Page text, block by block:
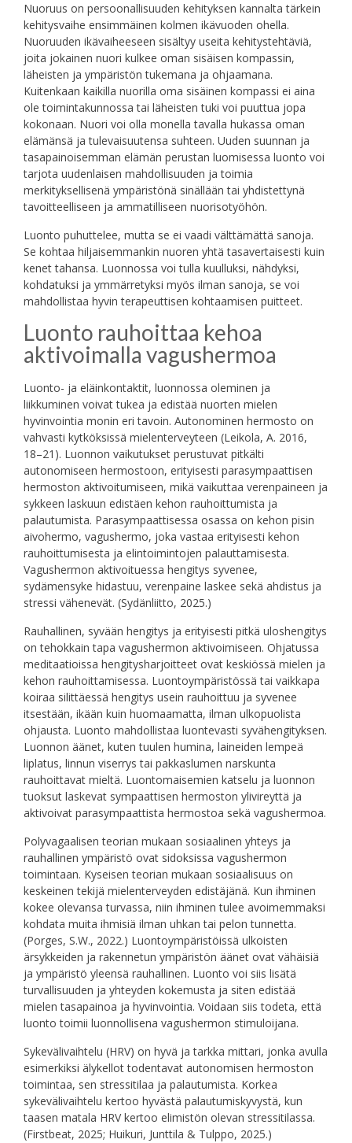
Nuoruus on persoonallisuuden kehityksen kannalta tärkein
kehitysvaihe ensimmäinen kolmen ikävuoden ohella.
Nuoruuden ikävaiheeseen sisältyy useita kehitystehtäviä,
joita jokainen nuori kulkee oman sisäisen kompassin,
läheisten ja ympäristön tukemana ja ohjaamana.
Kuitenkaan kaikilla nuorilla oma sisäinen kompassi ei aina
ole toimintakunnossa tai läheisten tuki voi puuttua jopa
kokonaan. Nuori voi olla monella tavalla hukassa oman
elämänsä ja tulevaisuutensa suhteen. Uuden suunnan ja
tasapainoisemman elämän perustan luomisessa luonto voi
tarjota uudenlaisen mahdollisuuden ja toimia
merkityksellisenä ympäristönä sinällään tai yhdistettynä
tavoitteelliseen ja ammatilliseen nuorisotyöhön.
Luonto puhuttelee, mutta se ei vaadi välttämättä sanoja.
Se kohtaa hiljaisemmankin nuoren yhtä tasavertaisesti kuin
kenet tahansa. Luonnossa voi tulla kuulluksi, nähdyksi,
kohdatuksi ja ymmärretyksi myös ilman sanoja, se voi
mahdollistaa hyvin terapeuttisen kohtaamisen puitteet.
Luonto rauhoittaa kehoa
aktivoimalla vagushermoa
Luonto- ja eläinkontaktit, luonnossa oleminen ja
liikkuminen voivat tukea ja edistää nuorten mielen
hyvinvointia monin eri tavoin. Autonominen hermosto on
vahvasti kytköksissä mielenterveyteen (Leikola, A. 2016,
18–21). Luonnon vaikutukset perustuvat pitkälti
autonomiseen hermostoon, erityisesti parasympaattisen
hermoston aktivoitumiseen, mikä vaikuttaa verenpaineen ja
sykkeen laskuun edistäen kehon rauhoittumista ja
palautumista. Parasympaattisessa osassa on kehon pisin
aivohermo, vagushermo, joka vastaa erityisesti kehon
rauhoittumisesta ja elintoimintojen palauttamisesta.
Vagushermon aktivoituessa hengitys syvenee,
sydämensyke hidastuu, verenpaine laskee sekä ahdistus ja
stressi vähenevät. (Sydänliitto, 2025.)
Rauhallinen, syvään hengitys ja erityisesti pitkä uloshengitys
on tehokkain tapa vagushermon aktivoimiseen. Ohjatussa
meditaatioissa hengitysharjoitteet ovat keskiössä mielen ja
kehon rauhoittamisessa. Luontoympäristössä tai vaikkapa
koiraa silittäessä hengitys usein rauhoittuu ja syvenee
itsestään, ikään kuin huomaamatta, ilman ulkopuolista
ohjausta. Luonto mahdollistaa luontevasti syvähengityksen.
Luonnon äänet, kuten tuulen humina, laineiden lempeä
liplatus, linnun viserrys tai pakkaslumen narskunta
rauhoittavat mieltä. Luontomaisemien katselu ja luonnon
tuoksut laskevat sympaattisen hermoston ylivireyttä ja
aktivoivat parasympaattista hermostoa sekä vagushermoa.
Polyvagaalisen teorian mukaan sosiaalinen yhteys ja
rauhallinen ympäristö ovat sidoksissa vagushermon
toimintaan. Kyseisen teorian mukaan sosiaalisuus on
keskeinen tekijä mielenterveyden edistäjänä. Kun ihminen
kokee olevansa turvassa, niin ihminen tulee avoimemmaksi
kohdata muita ihmisiä ilman uhkan tai pelon tunnetta.
(Porges, S.W., 2022.) Luontoympäristöissä ulkoisten
ärsykkeiden ja rakennetun ympäristön äänet ovat vähäisiä
ja ympäristö yleensä rauhallinen. Luonto voi siis lisätä
turvallisuuden ja yhteyden kokemusta ja siten edistää
mielen tasapainoa ja hyvinvointia. Voidaan siis todeta, että
luonto toimii luonnollisena vagushermon stimuloijana.
Sykevälivaihtelu (HRV) on hyvä ja tarkka mittari, jonka avulla
esimerkiksi älykellot todentavat autonomisen hermoston
toimintaa, sen stressitilaa ja palautumista. Korkea
sykevälivaihtelu kertoo hyvästä palautumiskyvystä, kun
taasen matala HRV kertoo elimistön olevan stressitilassa.
(Firstbeat, 2025; Huikuri, Junttila & Tulppo, 2025.)